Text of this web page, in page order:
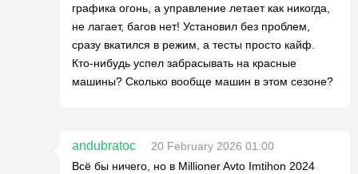
графика огонь, а управление летает как никогда,
не лагает, багов нет! Установил без проблем,
сразу вкатился в режим, а тесты просто кайф.
Кто-нибудь успел забрасывать на красные
машины? Сколько вообще машин в этом сезоне?
andubratoc
20 February 2026 01:00
Всё бы ничего, но в Millioner Avto Imtihon 2024